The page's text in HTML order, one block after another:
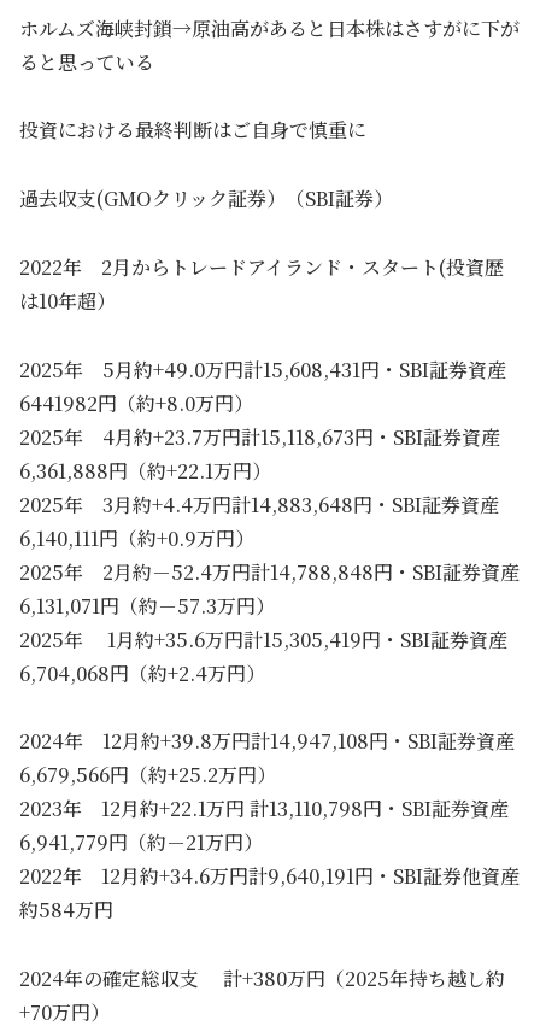
ホルムズ海峡封鎖→原油高があると日本株はさすがに下が
ると思っている
投資における最終判断はご自身で慎重に
過去収支(GMOクリック証券）（SBI証券）
2022年 2月からトレードアイランド・スタート(投資歴
は10年超）
2025年 5月約+49.0万円計15,608,431円・SBI証券資産
6441982円（約+8.0万円）
2025年 4月約+23.7万円計15,118,673円・SBI証券資産
6,361,888円（約+22.1万円）
2025年 3月約+4.4万円計14,883,648円・SBI証券資産
6,140,111円（約+0.9万円）
2025年 2月約－52.4万円計14,788,848円・SBI証券資産
6,131,071円（約－57.3万円）
2025年 1月約+35.6万円計15,305,419円・SBI証券資産
6,704,068円（約+2.4万円）
2024年 12月約+39.8万円計14,947,108円・SBI証券資産
6,679,566円（約+25.2万円）
2023年 12月約+22.1万円 計13,110,798円・SBI証券資産
6,941,779円（約－21万円）
2022年 12月約+34.6万円計9,640,191円・SBI証券他資産
約584万円
2024年の確定総収支 計+380万円（2025年持ち越し約
+70万円）